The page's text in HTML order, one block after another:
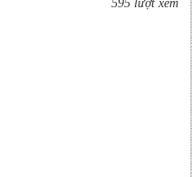
595 lượt xem